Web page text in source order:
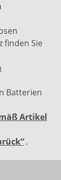
finden Sie
Batterien
Artikel
.